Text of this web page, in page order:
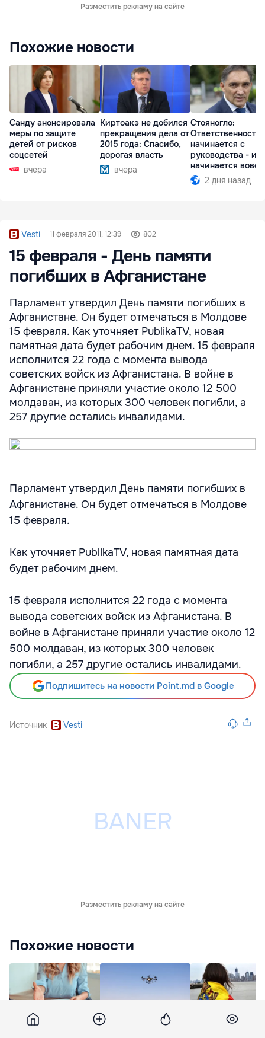
Разместить рекламу на сайте
Похожие новости
Санду анонсировала
меры по защите
детей от рисков
соцсетей
вчера
Киртоакэ не добился
прекращения дела от
2015 года: Спасибо,
дорогая власть
вчера
Стояногло:
Ответственность
начинается с
руководства -
начинается вовсе
2 дня назад
Vesti 11 февраля 2011, 12:39 802
15 февраля - День памяти
погибших в Афганистане
Парламент утвердил День памяти погибших в
Афганистане. Он будет отмечаться в Молдове
15 февраля. Как уточняет PublikaTV, новая
памятная дата будет рабочим днем. 15 февраля
исполнится 22 года с момента вывода
советских войск из Афганистана. В войне в
Афганистане приняли участие около 12 500
молдаван, из которых 300 человек погибли, а
257 другие остались инвалидами.
Парламент утвердил День памяти погибших в
Афганистане. Он будет отмечаться в Молдове
15 февраля.
Как уточняет PublikaTV, новая памятная дата
будет рабочим днем.
15 февраля исполнится 22 года с момента
вывода советских войск из Афганистана. В
войне в Афганистане приняли участие около 12
500 молдаван, из которых 300 человек
погибли, а 257 другие остались инвалидами.
Подпишитесь на новости Point.md в Google
Источник Vesti
Разместить рекламу на сайте
Похожие новости
В Молдове
Moldsilva закупает
Премьеру